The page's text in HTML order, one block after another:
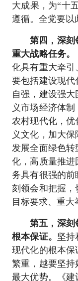
大成果，为“十
遵循。全党要以
第四，深刻
重大战略任务。
化具有重大牵
要包括建设现
自强，建设强
义市场经济体
农村现代化，
义文化，加大
发展全面绿色
化，高质量推
务具有很强的
刻领会和把握，
目标要求、重大
第五，深刻
根本保证。 坚持
现代化的根本
繁重，越要坚
最大优势。《